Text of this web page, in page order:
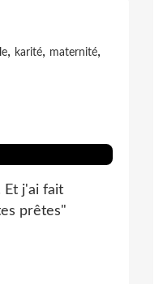
, karité, maternité,
Et j'ai fait
prêtes"